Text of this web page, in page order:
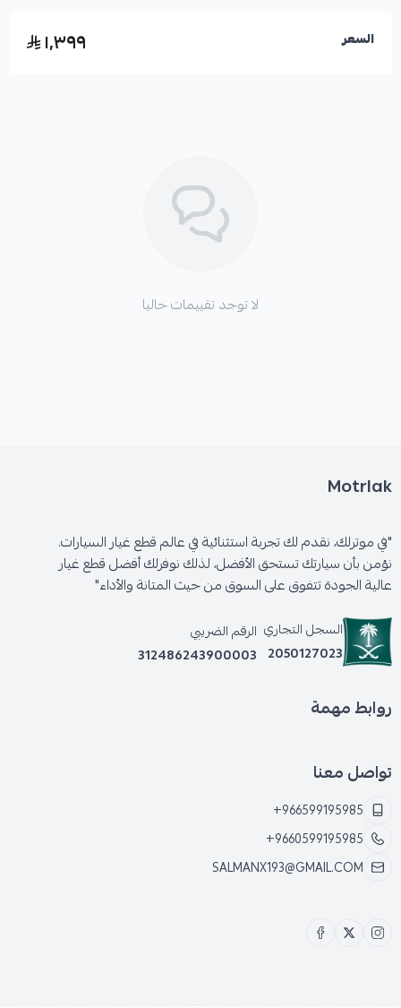
السعر ١٬٣٩٩
لا توجد تقييمات حاليا
Motrlak
"في موترلك، نقدم لك تجربة استثنائية في عالم قطع غيار السيارات.
نؤمن بأن سيارتك تستحق الأفضل، لذلك نوفرلك أفضل قطع غيار
عالية الجودة تتفوق على السوق من حيث المتانة والأداء"
السجل التجاري
2050127023
الرقم الضريبي
312486243900003
روابط مهمة
تواصل معنا
+966599195985
+9660599195985
SALMANX193@GMAIL.COM